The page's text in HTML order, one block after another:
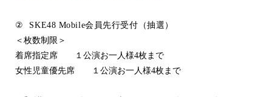
② SKE48 Mobile会員先行受付（抽選）
＜枚数制限＞
着席指定席 １公演お一人様4枚まで
女性児童優先席 １公演お一人様4枚まで